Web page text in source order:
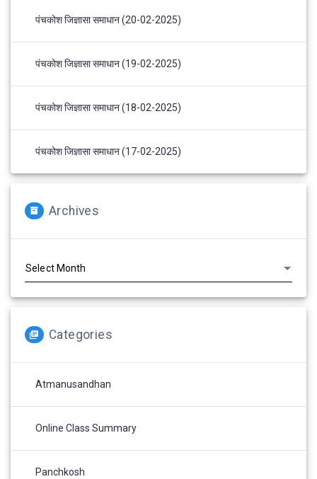
पंचकोश जिज्ञासा समाधान (20-02-2025)
पंचकोश जिज्ञासा समाधान (19-02-2025)
पंचकोश जिज्ञासा समाधान (18-02-2025)
पंचकोश जिज्ञासा समाधान (17-02-2025)
Archives
Categories
Atmanusandhan
Online Class Summary
Panchkosh